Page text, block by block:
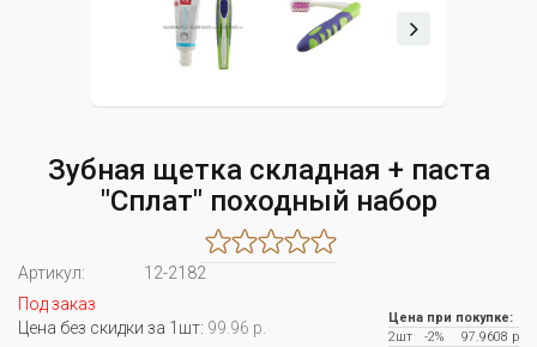
Зубная щетка складная + паста
"Сплат" походный набор
Артикул:
12-2182
Под заказ
Цена без скидки за 1шт: 99.96 р.
Цена при покупке:
2шт
-2%
97.9608 р